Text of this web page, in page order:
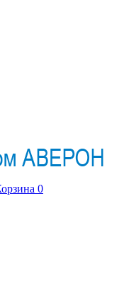
0